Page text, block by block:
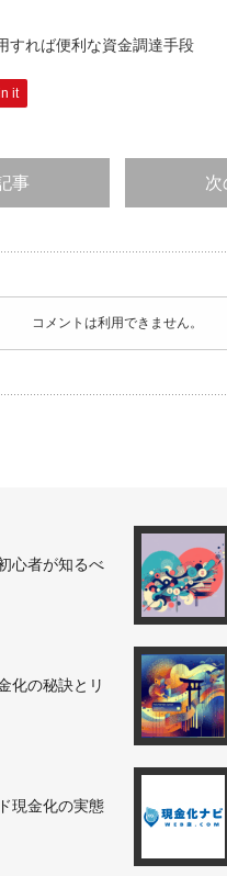
すれば便利な資金調達手段
it
事 次
コメントは利用できません。
心者が知るべ
化の秘訣とリ
現金化の実態